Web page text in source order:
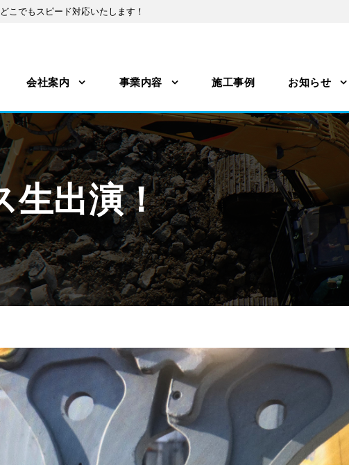
こでもスピード対応いたします！
会社案内 事業内容 施工事例 お知らせ
生出演！